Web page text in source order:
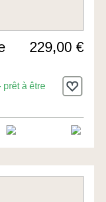
229,00 €
prêt à être